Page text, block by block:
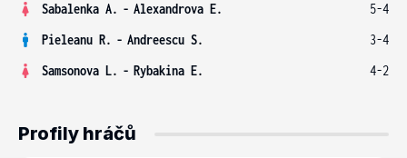
Sabalenka A. - Alexandrova E.
5-4
Pieleanu R. - Andreescu S.
3-4
Samsonova L. - Rybakina E. 4-2
Profily hráčů